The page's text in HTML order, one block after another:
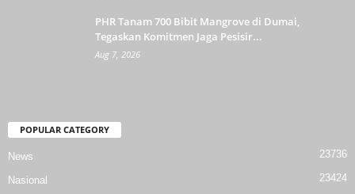
PHR Tanam 700 Bibit Mangrove di Dumai,
Tegaskan Komitmen Jaga Pesisir...
Aug 7, 2026
POPULAR CATEGORY
News 23736
Nasional 23424